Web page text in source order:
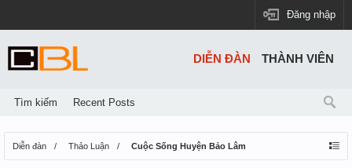
Đăng nhập
Diễn đàn Thảo Luận Cuộc Sống Huyện Bảo Lâm
DIỄN ĐÀN
Tìm kiếm Recent Posts
THÀNH VIÊN